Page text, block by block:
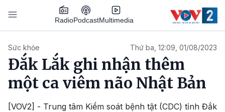
Nhảy đến nội dung
RadioPodcastMultimedia
Sức khỏe Thứ ba, 12:09, 01/08/2023
Đắk Lắk ghi nhận thêm
một ca viêm não Nhật Bản
[VOV2] - Trung tâm Kiểm soát bệnh tật (CDC) tỉnh Đắk